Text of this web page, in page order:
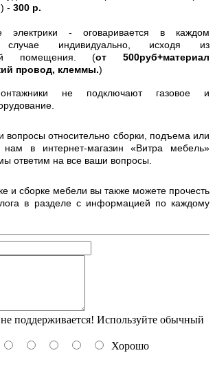
- 300 р.
электрики - оговаривается в каждом
случае индивидуально, исходя из
помещения. (от 500руб+материал
провод, клеммы.)
не подключают газовое и
вопросы относительно сборки, подъема или
нам в интернет-магазин «Витра мебель»
ответим на все ваши вопросы.
и сборке мебели вы также можете прочесть
в разделе с информацией по каждому
поддерживается! Используйте обычный
Хорошо